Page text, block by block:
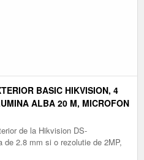
BASIC HIKVISION, 4
ALBA 20 M, MICROFON
de la Hikvision DS-
de 2.8 mm si o rezolutie de 2MP,